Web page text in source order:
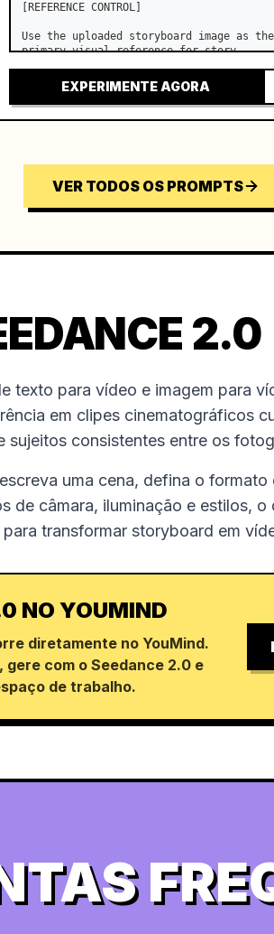
[REFERENCE CONTROL]
Use the uploaded storyboard image as the
primary visual reference for story
design, environment, emotional
progression, and shot order.
EXPERIMENTE AGORA
VER TODOS OS PROMPTS
2.0
texto para vídeo e imagem para
em clipes cinematográficos
sujeitos consistentes entre os
uma cena, defina o
de câmara, iluminação e estilos,
transformar storyboard em
NO YOUMIND
diretamente no YouMind.
gere com o Seedance 2.0 e
de trabalho.